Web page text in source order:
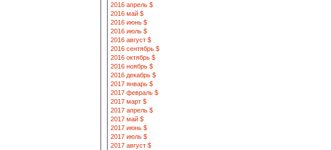
2016 апрель $
2016 май $
2016 июнь $
2016 июль $
2016 август $
2016 сентябрь $
2016 октябрь $
2016 ноябрь $
2016 декабрь $
2017 январь $
2017 февраль $
2017 март $
2017 апрель $
2017 май $
2017 июнь $
2017 июль $
2017 август $